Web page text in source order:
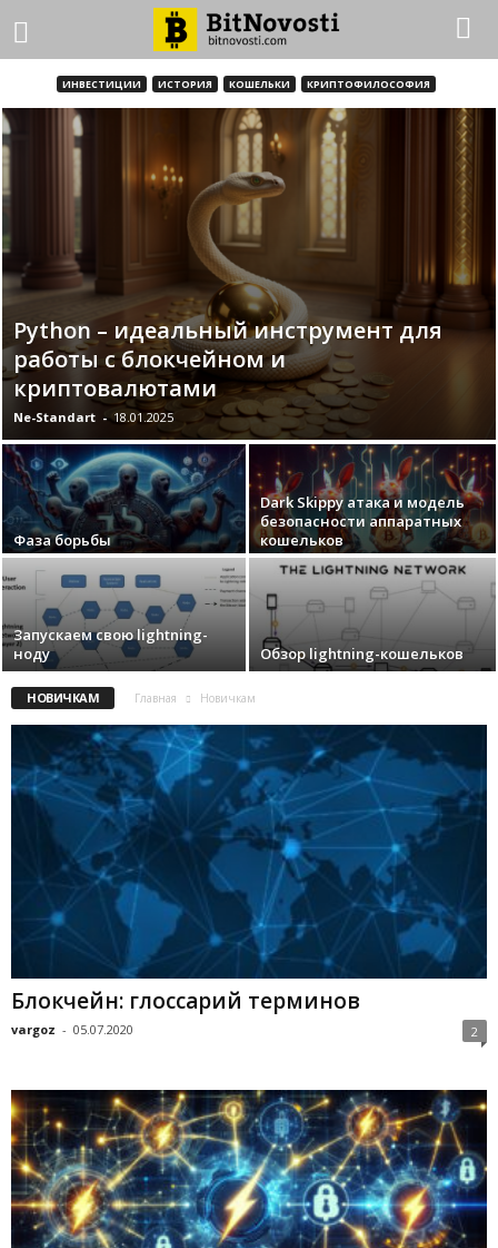
ИНВЕСТИЦИИ ИСТОРИЯ КОШЕЛЬКИ КРИПТОФИЛОСОФИЯ
Python – идеальный инструмент для
работы с блокчейном и
криптовалютами
Ne-Standart - 18.01.2025
Фаза борьбы
Dark Skippy атака и модель
безопасности аппаратных
кошельков
Запускаем свою lightning-
ноду
Обзор lightning-кошельков
НОВИЧКАМ Главная Новичкам
Блокчейн: глоссарий терминов
vargoz - 05.07.2020 2